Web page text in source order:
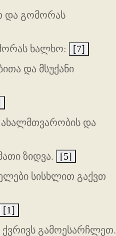
და გომორას
ხალხო:
[7]
და მსუქანი
ახალმთვარობის და
ზიდვა.
[5]
სისხლით გაქვთ
[1]
გამოესარჩლეთ.